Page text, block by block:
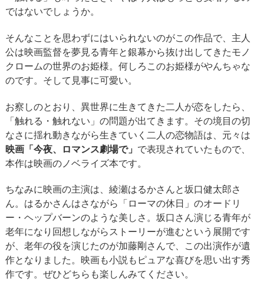
ではないでしょうか。
そんなことを思わずにはいられないのがこの作品で、主人
公は映画監督を夢見る青年と銀幕から抜け出してきたモノ
クロームの世界のお姫様。何しろこのお姫様がやんちゃな
のです。そして見事に可愛い。
お察しのとおり、異世界に生きてきた二人が恋をしたら、
「触れる・触れない」の問題が出てきます。その境目の切
なさに揺れ動きながら生きていく二人の恋物語は、元々は
映画「今夜、ロマンス劇場で」 で表現されていたもので、
本作は映画のノベライズ本です。
ちなみに映画の主演は、綾瀬はるかさんと坂口健太郎さ
ん。はるかさんはさながら「ローマの休日」のオードリ
ー・ヘップバーンのような美しさ。坂口さん演じる青年が
老年になり回想しながらストーリーが進むという展開です
が、老年の役を演じたのが加藤剛さんで、この出演作が遺
作となりました。映画も小説もピュアな喜びを思い出す秀
作です。ぜひどちらも楽しんみてください。